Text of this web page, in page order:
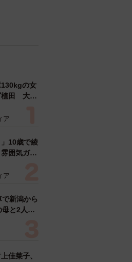
130kgの女
植田 大学
ア
」10歳で綾
囲気ガラ
入れそ
ア
新潟から
と2人で
学生で
佳菜子、